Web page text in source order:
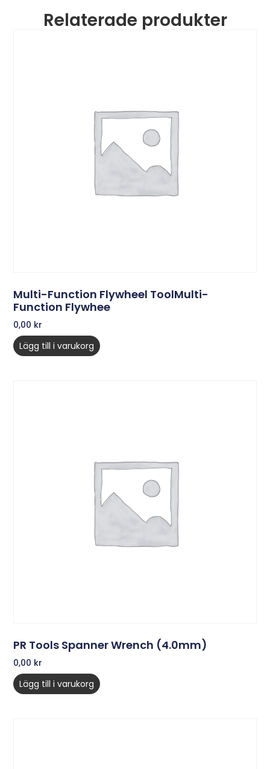
Relaterade produkter
Multi-Function Flywheel ToolMulti-
Function Flywhee
0,00 kr
Lägg till i varukorg
PR Tools Spanner Wrench (4.0mm)
0,00 kr
Lägg till i varukorg